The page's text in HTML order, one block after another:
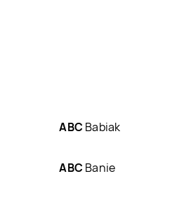
ABC Babiak
ABC Banie